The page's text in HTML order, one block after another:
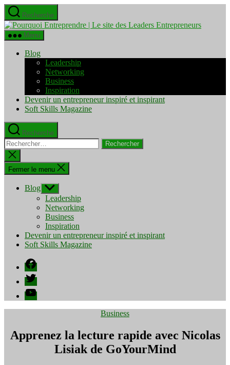
Aller
au
contenu
Recherche
Pourquoi
Menu
Blog
Leadership
Networking
Business
Inspiration
Devenir un entrepreneur inspiré et inspirant
Soft Skills Magazine
Recherche
Rechercher :
Fermer
la
recherche
Fermer le menu
Blog Afficher
le
sous-
menu
Leadership
Networking
Business
Inspiration
Devenir un entrepreneur inspiré et inspirant
Soft Skills Magazine
Facebook
Twitter
YouTube
Catégories
Business
Apprenez la lecture rapide avec Nicolas
Lisiak de GoYourMind